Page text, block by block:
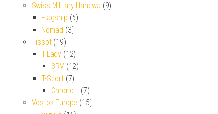
Swiss Military Hanowa (9)
Flagship (6)
Nomad (3)
Tissot (19)
T-Lady (12)
SRV (12)
T-Sport (7)
Chrono L (7)
Vostok Europe (15)